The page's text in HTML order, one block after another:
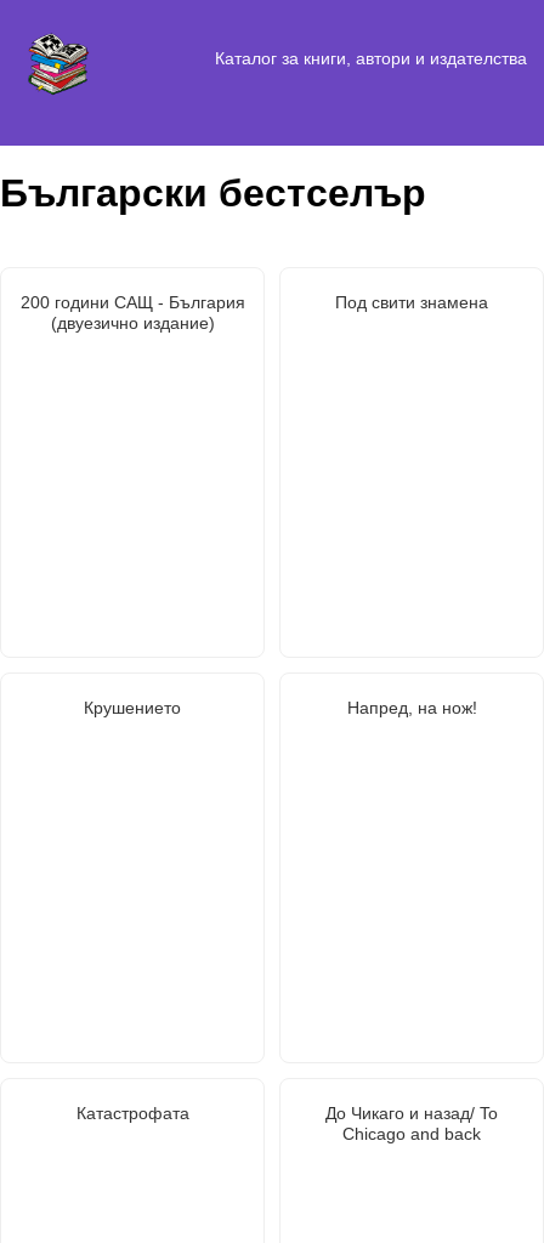
Каталог за книги, автори и издателства
Български бестселър
200 години САЩ - България
(двуезично издание)
Под свити знамена
Крушението Напред, на нож!
Катастрофата
До Чикаго и назад/ To
Chicago and back